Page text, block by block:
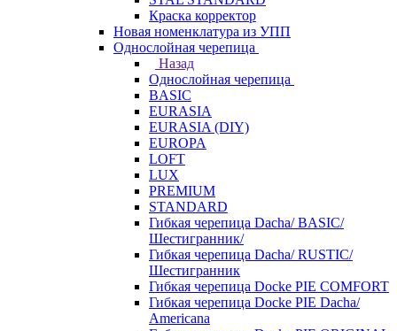
Краска корректор
Новая номенклатура из УПП
Однослойная черепица
Назад
Однослойная черепица
BASIC
EURASIA
EURASIA (DIY)
EUROPA
LOFT
LUX
PREMIUM
STANDARD
Гибкая черепица Dacha/ BASIC/
Шестигранник/
Гибкая черепица Dacha/ RUSTIC/
Шестигранник
Гибкая черепица Docke PIE COMFORT
Гибкая черепица Docke PIE Dacha/
Americana